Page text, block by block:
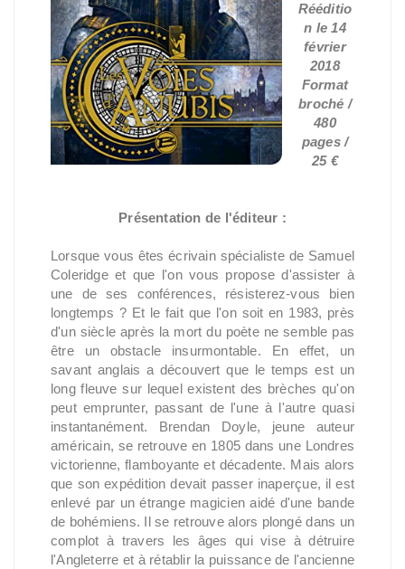
Rééditio
n le 14
février
2018
Format
broché /
480
pages /
25 €
Présentation de l'éditeur :
Lorsque vous êtes écrivain spécialiste de Samuel
Coleridge et que l'on vous propose d'assister à
une de ses conférences, résisterez-vous bien
longtemps ? Et le fait que l'on soit en 1983, près
d'un siècle après la mort du poète ne semble pas
être un obstacle insurmontable. En effet, un
savant anglais a découvert que le temps est un
long fleuve sur lequel existent des brèches qu'on
peut emprunter, passant de l'une à l'autre quasi
instantanément. Brendan Doyle, jeune auteur
américain, se retrouve en 1805 dans une Londres
victorienne, flamboyante et décadente. Mais alors
que son expédition devait passer inaperçue, il est
enlevé par un étrange magicien aidé d'une bande
de bohémiens. Il se retrouve alors plongé dans un
complot à travers les âges qui vise à détruire
l'Angleterre et à rétablir la puissance de l'ancienne